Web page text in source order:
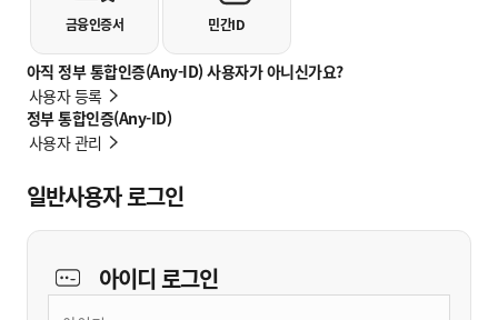
아직 정부 통합인증(Any-ID) 사용자가 아니신가요?
사용자 등록
정부 통합인증(Any-ID)
사용자 관리
금융인증서 민간ID
일반사용자 로그인
아이디로그인